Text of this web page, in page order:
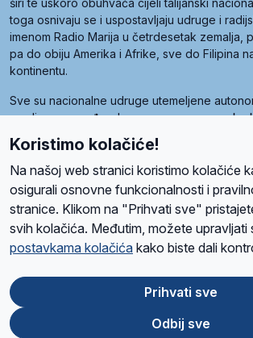
toga osnivaju se i uspostavljaju udruge i
imenom Radio Marija u četrdesetak zemalja,
pa do obiju Amerika i Afrike, sve do Filipina
kontinentu.
Sve su nacionalne udruge utemeljene
zemljama, a međusobna su povezane preko
pod nazivom Svjetska obitelj Radio Marije
Radio Maria). Svjetsku obitelj utemeljilo je
kojima je i hrvatska Udruga Radio Marija.
O namaRadio ProgramVolonteriPrijateljiKontakt
Ova stranica je zaštićena Google
Google
Koristimo kolačiće!
Na našoj web stranici koristimo kolačiće
osigurali osnovne funkcionalnosti i
stranice. Klikom na "Prihvati sve"
svih kolačića. Međutim, možete upravljati
postavkama kolačića kako biste dali
Prihvati sve
Odbij sve